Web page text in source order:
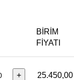
BIRIM
FIYATI
+